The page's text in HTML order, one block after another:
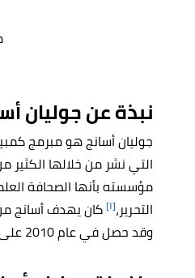
نبذة عن جوليان
جوليان أسانج هو مبرمج
التي نشر من خلالها
مؤسسته بأنها الصحافة
التحرير،[١] كان يهدف أسانج
وقد حصل في عام 2010 على لقب شخصية العام الذي منحته إياه مجلة تايم الأمريكية.